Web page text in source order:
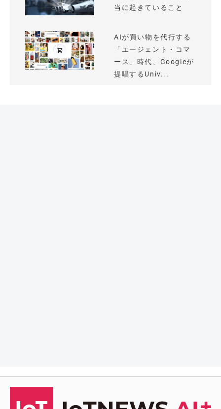
当に起きていること
AIが買い物を代行する
「エージェント・コマ
ース」時代、Googleが
提唱するUniv...